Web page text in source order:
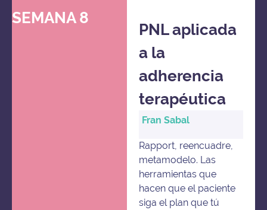
SEMANA 8
PNL aplicada
a la
adherencia
terapéutica
Fran Sabal
Rapport, reencuadre,
metamodelo. Las
herramientas que
hacen que el paciente
siga el plan que tú